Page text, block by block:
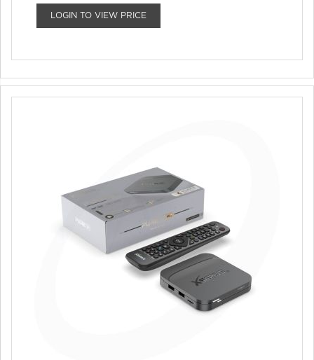
LOGIN TO VIEW PRICE